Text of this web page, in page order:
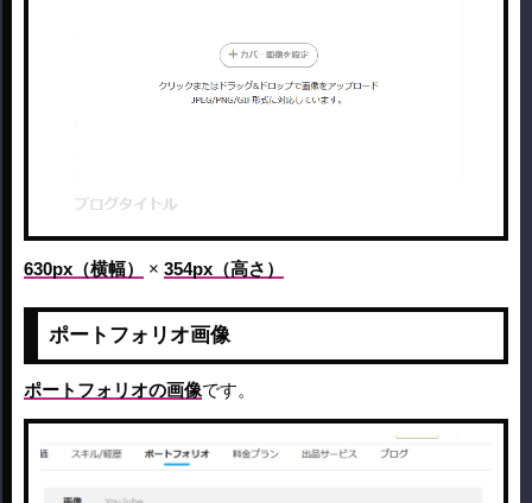
630px（横幅） × 354px（高さ）
ポートフォリオ画像
ポートフォリオの画像です。